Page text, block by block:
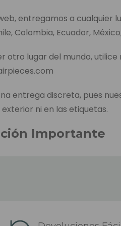
entregamos a cualquier
Colombia, Ecuador,
otro lugar del mundo,
entrega discreta, pues
ni en las etiquetas.
Importante
(dependiendo de la